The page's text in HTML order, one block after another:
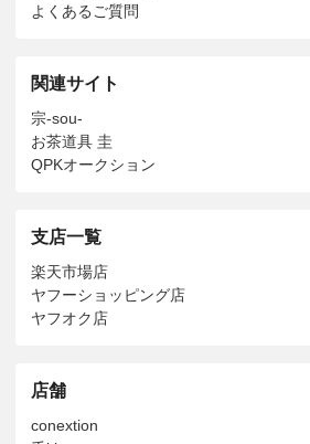
よくあるご質問
関連サイト
宗-sou-
お茶道具 圭
QPKオークション
支店一覧
楽天市場店
ヤフーショッピング店
ヤフオク店
店舗
conextion